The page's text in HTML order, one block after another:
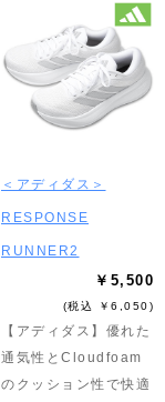
＜アディダス＞
RESPONSE
RUNNER2
￥5,500
(税込 ￥6,050)
【アディダス】優れた
通気性とCloudfoam
のクッション性で快適